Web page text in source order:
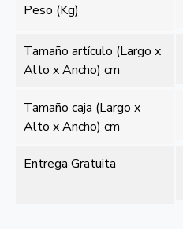
Peso (Kg)
Tamaño artículo (Largo x
Alto x Ancho) cm
Tamaño caja (Largo x
Alto x Ancho) cm
Entrega Gratuita